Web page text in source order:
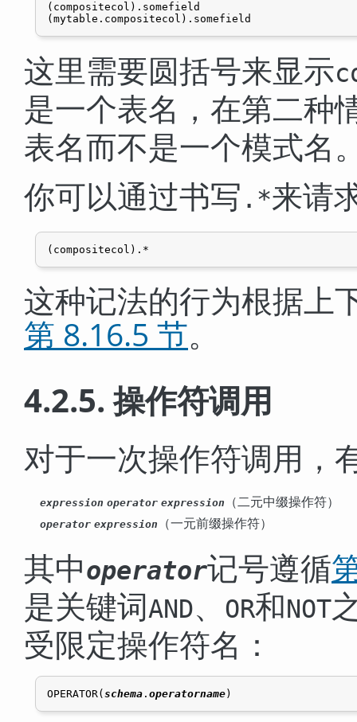
(compositecol).somefield
这里需要圆括号来显示
是一个表名，在第二种
表名而不是一个模式名
你可以通过书写 .*来请
这种记法的行为根据上
第 8.16.5 节。
4.2.5. 操作符调用
对于一次操作符调用，
expression operator expression （二元中缀操作符）
operator expression （一元前缀操作符）
其中operator记号遵循
是关键词AND、 OR和NOT
受限定操作符名：
OPERATOR( schema . operatorname)